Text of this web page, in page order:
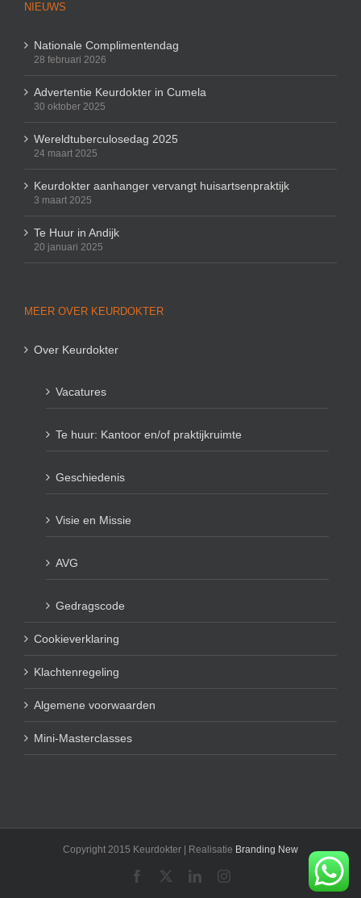
NIEUWS
Nationale Complimentendag
28 februari 2026
Advertentie Keurdokter in Cumela
30 oktober 2025
Wereldtuberculosedag 2025
24 maart 2025
Keurdokter aanhanger vervangt huisartsenpraktijk
3 maart 2025
Te Huur in Andijk
20 januari 2025
MEER OVER KEURDOKTER
Over Keurdokter
Vacatures
Te huur: Kantoor en/of praktijkruimte
Geschiedenis
Visie en Missie
AVG
Gedragscode
Cookieverklaring
Klachtenregeling
Algemene voorwaarden
Mini-Masterclasses
Copyright 2015 Keurdokter | Realisatie Branding New
Facebook LinkedInInstagram